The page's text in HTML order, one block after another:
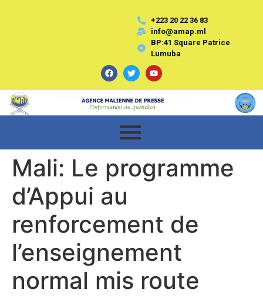
+223 20 22 36 83
info@amap.ml
BP:41 Square Patrice
Lumuba
Mali: Le programme
d’Appui au
renforcement de
l’enseignement
normal mis route